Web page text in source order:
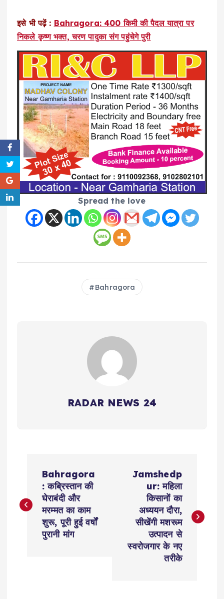
इसे भी पढ़ें : Bahragora: 400 किमी की पैदल यात्रा पर
निकले कृष्ण भक्त, चरण पादुका संग पहुंचेगे पुरी
Spread the love
Bahragora
RADAR NEWS 24
s
Bahragora
: कब्रिस्तान की
घेराबंदी और
मरम्मत का काम
शुरू, पूरी हुई वर्षों
पुरानी मांग
Jamshedp
ur: महिला
किसानों का
अध्ययन दौरा,
सीखेंगी मशरूम
उत्पादन से
स्वरोजगार के नए
तरीके